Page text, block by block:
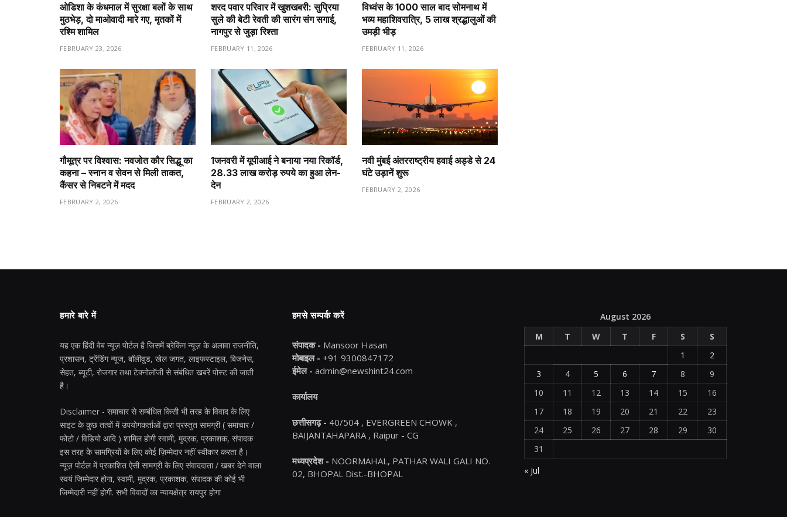
ओडिशा के कंधमाल में सुरक्षा बलों के साथ
मुठभेड़, दो माओवादी मारे गए, मृतकों में
रश्मि शामिल
FEBRUARY 23, 2026
शरद पवार परिवार में खुशखबरी: सुप्रिया
सुले की बेटी रेवती की सारंग संग सगाई,
नागपुर से जुड़ा रिश्ता
FEBRUARY 11, 2026
विध्वंस के 1000 साल बाद सोमनाथ में
भव्य महाशिवरात्रि, 5 लाख श्रद्धालुओं की
उमड़ी भीड़
FEBRUARY 11, 2026
गौमूत्र पर विश्वास: नवजोत कौर सिद्धू का
कहना – स्नान व सेवन से मिली ताकत,
कैंसर से निबटने में मदद
FEBRUARY 2, 2026
1️जनवरी में यूपीआई ने बनाया नया रिकॉर्ड,
28.33 लाख करोड़ रुपये का हुआ लेन-
देन
FEBRUARY 2, 2026
नवी मुंबई अंतरराष्ट्रीय हवाई अड्डे से 24
घंटे उड़ानें शुरू
FEBRUARY 2, 2026
हमारे बारे में
यह एक हिंदी वेब न्यूज़ पोर्टल है जिसमें ब्रेकिंग न्यूज़ के अलावा राजनीति,
प्रशासन, ट्रेंडिंग न्यूज, बॉलीवुड, खेल जगत, लाइफस्टाइल, बिजनेस,
सेहत, ब्यूटी, रोजगार तथा टेक्नोलॉजी से संबंधित खबरें पोस्ट की जाती
है।
Disclaimer - समाचार से सम्बंधित किसी भी तरह के विवाद के लिए
साइट के कुछ तत्वों में उपयोगकर्ताओं द्वारा प्रस्तुत सामग्री ( समाचार /
फोटो / विडियो आदि ) शामिल होगी स्वामी, मुद्रक, प्रकाशक, संपादक
इस तरह के सामग्रियों के लिए कोई ज़िम्मेदार नहीं स्वीकार करता है।
न्यूज़ पोर्टल में प्रकाशित ऐसी सामग्री के लिए संवाददाता / खबर देने वाला
स्वयं जिम्मेदार होगा, स्वामी, मुद्रक, प्रकाशक, संपादक की कोई भी
जिम्मेदारी नहीं होगी. सभी विवादों का न्यायक्षेत्र रायपुर होगा
हमसे सम्पर्क करें
संपादक - Mansoor Hasan
मोबाइल - +91 9300847172
ईमेल - admin@newshint24.com
कार्यालय
छत्तीसगढ़ - 40/504 , EVERGREEN CHOWK ,
BAIJANTAHAPARA , Raipur - CG
मध्यप्रदेश - NOORMAHAL, PATHAR WALI GALI NO.
02, BHOPAL Dist.-BHOPAL
August 2026
M
T W T F S
S
1
2
3
4 5 6 7 8
9
10
11 12 13 14 15
16
17
18 19 20 21 22
23
24
25 26 27 28 29
30
31
« Jul